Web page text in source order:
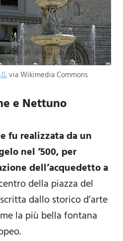
, via Wikimedia Commons
e Nettuno
fu realizzata da un
nel ‘500, per
dell’acquedetto a
della piazza del
dallo storico d’arte
la più bella fontana